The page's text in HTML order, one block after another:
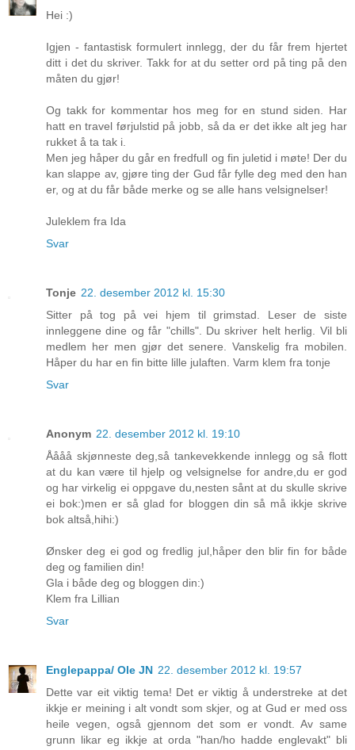
Hei :)
Igjen - fantastisk formulert innlegg, der du får frem hjertet
ditt i det du skriver. Takk for at du setter ord på ting på den
måten du gjør!
Og takk for kommentar hos meg for en stund siden. Har
hatt en travel førjulstid på jobb, så da er det ikke alt jeg har
rukket å ta tak i.
Men jeg håper du går en fredfull og fin juletid i møte! Der du
kan slappe av, gjøre ting der Gud får fylle deg med den han
er, og at du får både merke og se alle hans velsignelser!
Juleklem fra Ida
Svar
Tonje 22. desember 2012 kl. 15:30
Sitter på tog på vei hjem til grimstad. Leser de siste
innleggene dine og får "chills". Du skriver helt herlig. Vil bli
medlem her men gjør det senere. Vanskelig fra mobilen.
Håper du har en fin bitte lille julaften. Varm klem fra tonje
Svar
Anonym 22. desember 2012 kl. 19:10
Åååå skjønneste deg,så tankevekkende innlegg og så flott
at du kan være til hjelp og velsignelse for andre,du er god
og har virkelig ei oppgave du,nesten sånt at du skulle skrive
ei bok:)men er så glad for bloggen din så må ikkje skrive
bok altså,hihi:)
Ønsker deg ei god og fredlig jul,håper den blir fin for både
deg og familien din!
Gla i både deg og bloggen din:)
Klem fra Lillian
Svar
Englepappa/ Ole JN 22. desember 2012 kl. 19:57
Dette var eit viktig tema! Det er viktig å understreke at det
ikkje er meining i alt vondt som skjer, og at Gud er med oss
heile vegen, også gjennom det som er vondt. Av same
grunn likar eg ikkje at orda "han/ho hadde englevakt" bli